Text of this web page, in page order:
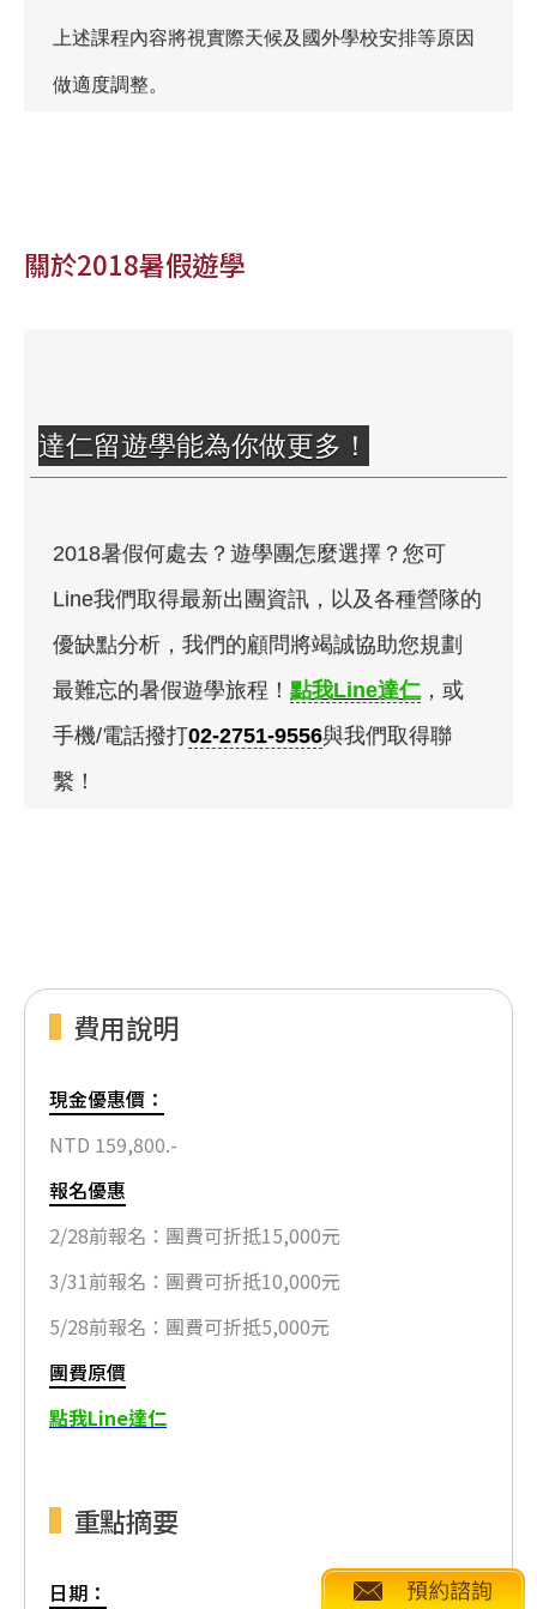
上述課程內容將視實際天候及國外學校安排等原因
做適度調整。
關於2018暑假遊學
達仁留遊學能為你做更多！
2018暑假何處去？遊學團怎麼選擇？您可
Line我們取得最新出團資訊，以及各種營隊的
優缺點分析，我們的顧問將竭誠協助您規劃
最難忘的暑假遊學旅程！點我Line達仁 ，或
手機/電話撥打02-2751-9556與我們取得聯
繫！
費用說明
現金優惠價：
NTD 159,800.-
報名優惠
2/28前報名：團費可折抵15,000元
3/31前報名：團費可折抵10,000元
5/28前報名：團費可折抵5,000元
團費原價
點我Line達仁
重點摘要
日期：